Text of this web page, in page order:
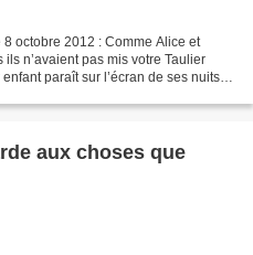
octobre 2012 : Comme Alice et
n’avaient pas mis votre Taulier
paraît sur l’écran de ses nuits
aux choses que